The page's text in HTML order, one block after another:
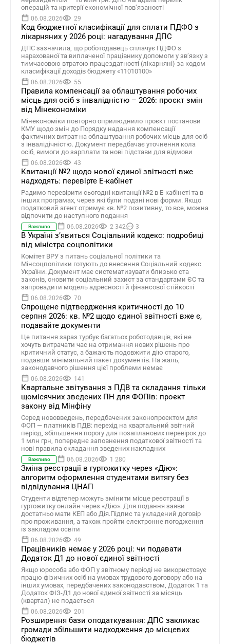
операцій та критерії економічної пов’язаності
06.08.2026 29
Код бюджетної класифікації для сплати ПДФО з
лікарняних у 2026 році: нагадування ДПС
ДПС зазначила, що роботодавець сплачує ПДФО з
нарахованої та виплаченої працівнику допомоги у зв’язку з
тимчасовою втратою працездатності (лікарняні) за кодом
класифікації доходів бюджету «11010100»
06.08.2026 55
Правила компенсації за облаштування робочих
місць для осіб з інвалідністю – 2026: проєкт змін
від Мінекономіки
Мінекономіки повторно оприлюднило проєкт постанови
КМУ щодо змін до Порядку надання компенсації
фактичних витрат на облаштування робочих місць для осіб
з інвалідічністю. Документ передбачає уточнення кола
осіб, вимоги до зарплати та нові підстави для відмови
06.08.2026 43
Квитанції №2 щодо нової єдиної звітності вже
надходять: перевірте Е-кабінет
Радимо перевірити сьогодні квитанції №2 в Е-кабінеті та в
інших програмах, через які були подані нові форми. Якщо
податковий агент отримує кв. №2 позитивну, то все, можна
відпочити до наступного подання
Важливо 06.08.2026 2 342 3
В Україні зʼявиться Соціальний кодекс: подробиці
від міністра соцполітики
Комітет ВРУ з питань соціальної політики та
Мінсоцполітики готують до внесення Соціальний кодекс
України. Документ має систематизувати близько ста
законів, оновити соціальний захист за стандартами ЄС та
запровадити модель адресності й фінансової стійкості
06.08.2026 70
Спрощене підтвердження критичності до 10
серпня 2026: кв. №2 щодо єдиної звітності вже є,
подавайте документи
Це питання зараз турбує багатьох роботодавців, які не
хочуть витрачати час на отримання нових рішень про
критичний статус, а бажають подовжити дію старого,
подавши мінімальний пакет документів. На жаль,
законодавчого рішення цієї проблеми немає
06.08.2026 141
Квартальне звітування з ПДВ та складання тільки
щомісячних зведених ПН для ФОПів: проєкт
закону від Мінфіну
Серед нововведень, передбачених законопроєктом для
ФОП — платників ПДВ: перехід на квартальний звітний
період, збільшення порогу для позапланових перевірок до
1 млн грн, попереднє заповнення податкової звітності та
нові правила складання зведених накладних
Важливо 06.08.2026 1 280
Зміна реєстрації в гуртожитку через «Дію»:
алгоритм оформлення студентами витягу без
відвідування ЦНАП
Студенти відтепер можуть змінити місце реєстрації в
гуртожитку онлайн через «Дію». Для подання заяви
достатньо мати КЕП або Дія.Підпис та укладений договір
про проживання, а також пройти електронне погодження
із закладом освіти
06.08.2026 49
Працівників немає у 2026 році: чи подавати
Додаток Д1 до нової єдиної звітності
Якщо юрособа або ФОП у звітному періоді не використовує
працю фізичних осіб на умовах трудового договору або на
інших умовах, передбачених законодавством, Додаток 1 та
Додаток ФІЗ-Д1 до нової єдиної звітності за місяць
(квартал) не подається
06.08.2026 201
Розширення бази оподаткування: ДПС закликає
громади збільшити надходження до місцевих
бюджетів